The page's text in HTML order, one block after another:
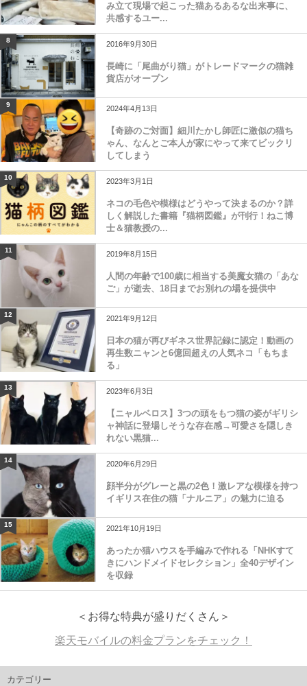
み立て現場で起こった猫あるあるな出来事に、
共感するユー...
8 2016年9月30日
長崎に「尾曲がり猫」がトレードマークの猫雑
貨店がオープン
9 2024年4月13日
【奇跡のご対面】細川たかし師匠に激似の猫ち
ゃん、なんとご本人が家にやって来てビックリ
してしまう
10 2023年3月1日
ネコの毛色や模様はどうやって決まるのか？詳
しく解説した書籍『猫柄図鑑』が刊行！ねこ博
士＆猫教授の...
11 2019年8月15日
人間の年齢で100歳に相当する美魔女猫の「あな
ご」が逝去、18日までお別れの場を提供中
12 2021年9月12日
日本の猫が再びギネス世界記録に認定！動画の
再生数ニャンと6億回超えの人気ネコ「もちま
る」
13 2023年6月3日
【ニャルベロス】3つの頭をもつ猫の姿がギリシ
ャ神話に登場しそうな存在感→可愛さを隠しき
れない黒猫...
14 2020年6月29日
顔半分がグレーと黒の2色！激レアな模様を持つ
イギリス在住の猫「ナルニア」の魅力に迫る
15 2021年10月19日
あったか猫ハウスを手編みで作れる「NHKすて
きにハンドメイドセレクション」全40デザイン
を収録
＜お得な特典が盛りだくさん＞
楽天モバイルの料金プランをチェック！
カテゴリー